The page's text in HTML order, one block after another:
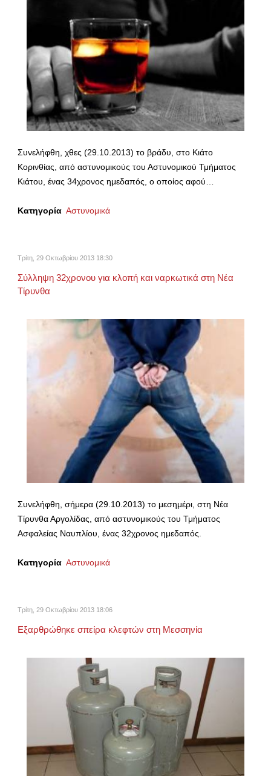
Συνελήφθη, χθες (29.10.2013) το βράδυ, στο Κιάτο
Κορινθίας, από αστυνομικούς του Αστυνομικού Τμήματος
Κιάτου, ένας 34χρονος ημεδαπός, ο οποίος αφού…
Κατηγορία Αστυνομικά
Τρίτη, 29 Οκτωβρίου 2013 18:30
Σύλληψη 32χρονου για κλοπή και ναρκωτικά στη Νέα
Τίρυνθα
Συνελήφθη, σήμερα (29.10.2013) το μεσημέρι, στη Νέα
Τίρυνθα Αργολίδας, από αστυνομικούς του Τμήματος
Ασφαλείας Ναυπλίου, ένας 32χρονος ημεδαπός.
Κατηγορία Αστυνομικά
Τρίτη, 29 Οκτωβρίου 2013 18:06
Εξαρθρώθηκε σπείρα κλεφτών στη Μεσσηνία